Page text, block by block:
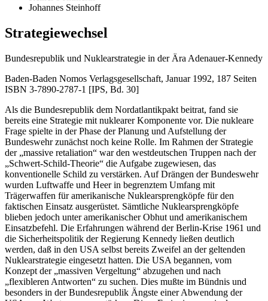
Johannes Steinhoff
Strategiewechsel
Bundesrepublik und Nuklearstrategie in der Ära Adenauer-Kennedy
Baden-Baden Nomos Verlagsgesellschaft, Januar 1992, 187 Seiten
ISBN 3-7890-2787-1 [IPS, Bd. 30]
Als die Bundesrepublik dem Nordatlantikpakt beitrat, fand sie
bereits eine Strategie mit nuklearer Komponente vor. Die nukleare
Frage spielte in der Phase der Planung und Aufstellung der
Bundeswehr zunächst noch keine Rolle. Im Rahmen der Strategie
der „massive retaliation“ war den westdeutschen Truppen nach der
„Schwert-Schild-Theorie“ die Aufgabe zugewiesen, das
konventionelle Schild zu verstärken. Auf Drängen der Bundeswehr
wurden Luftwaffe und Heer in begrenztem Umfang mit
Trägerwaffen für amerikanische Nuklearsprengköpfe für den
faktischen Einsatz ausgerüstet. Sämtliche Nuklearsprengköpfe
blieben jedoch unter amerikanischer Obhut und amerikanischem
Einsatzbefehl. Die Erfahrungen während der Berlin-Krise 1961 und
die Sicherheitspolitik der Regierung Kennedy ließen deutlich
werden, daß in den USA selbst bereits Zweifel an der geltenden
Nuklearstrategie eingesetzt hatten. Die USA begannen, vom
Konzept der „massiven Vergeltung“ abzugehen und nach
„flexibleren Antworten“ zu suchen. Dies mußte im Bündnis und
besonders in der Bundesrepublik Ängste einer Abwendung der